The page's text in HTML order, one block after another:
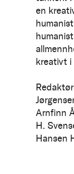
en
kreativt
Arnfinn
H.
Hansen